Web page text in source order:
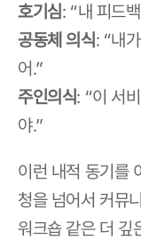
호기심: “내 피드
공동체 의식: “내
어.”
주인의식: “이 서
야.”
이런 내적 동기를
청을 넘어서 커뮤
워크숍 같은 더 깊